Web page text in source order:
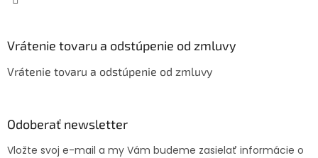
Vrátenie tovaru a odstúpenie od zmluvy
Vrátenie tovaru a odstúpenie od zmluvy
Odoberať newsletter
Vložte svoj e-mail a my Vám budeme zasielať informácie o